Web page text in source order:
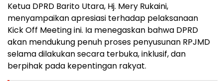
Ketua DPRD Barito Utara, Hj. Mery Rukaini,
menyampaikan apresiasi terhadap pelaksanaan
Kick Off Meeting ini. Ia menegaskan bahwa DPRD
akan mendukung penuh proses penyusunan RPJMD
selama dilakukan secara terbuka, inklusif, dan
berpihak pada kepentingan rakyat.